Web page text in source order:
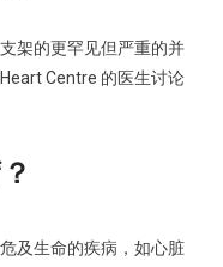
架的更罕见但严重的并
Centre 的医生讨论
及生命的疾病，如心脏